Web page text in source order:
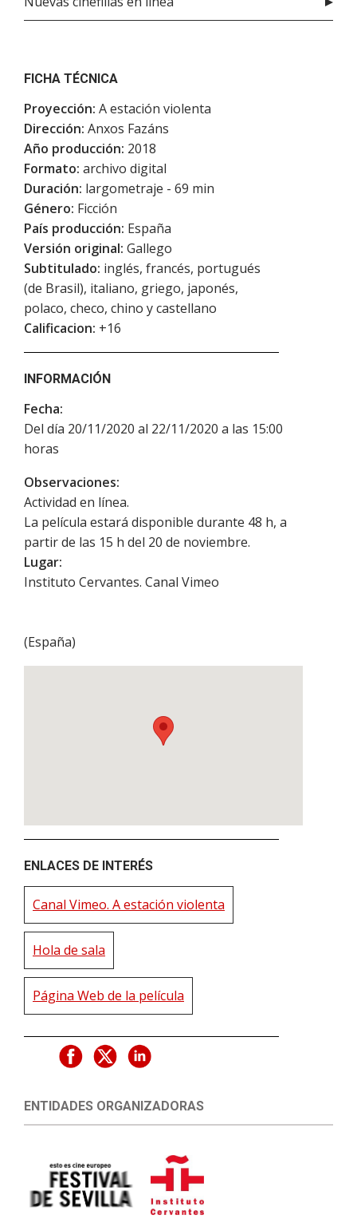
FICHA TÉCNICA
Proyección: A estación violenta
Dirección: Anxos Fazáns
Año producción: 2018
Formato: archivo digital
Duración: largometraje - 69 min
Género: Ficción
País producción: España
Versión original: Gallego
Subtitulado: inglés, francés, portugués
(de Brasil), italiano, griego, japonés,
polaco, checo, chino y castellano
Calificacion: +16
INFORMACIÓN
Fecha:
Del día 20/11/2020 al 22/11/2020 a las 15:00
horas
Observaciones:
Actividad en línea.
La película estará disponible durante 48 h, a
partir de las 15 h del 20 de noviembre.
Lugar:
Instituto Cervantes. Canal Vimeo
(España)
ENLACES DE INTERÉS
Canal Vimeo. A estación violenta
Hola de sala
Página Web de la película
ENTIDADES ORGANIZADORAS